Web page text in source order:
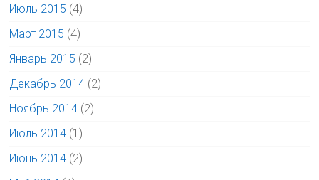
Июль 2015 (4)
Март 2015 (4)
Январь 2015 (2)
Декабрь 2014 (2)
Ноябрь 2014 (2)
Июль 2014 (1)
Июнь 2014 (2)